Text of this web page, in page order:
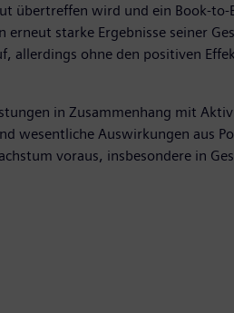
übertreffen wird und ein Book-
starke Ergebnisse seiner
allerdings ohne den positiven
in Zusammenhang mit
wesentliche Auswirkungen aus
voraus, insbesondere in